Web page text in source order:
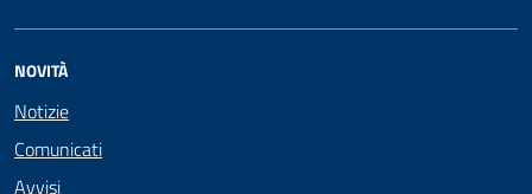
NOVITÀ
Notizie
Comunicati
Avvisi